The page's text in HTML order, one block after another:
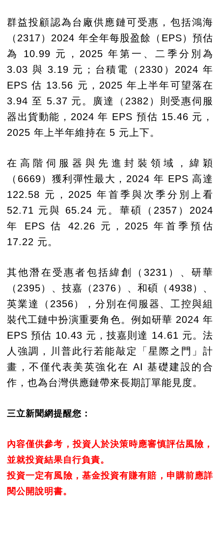
群益投顧認為台廠供應鏈可受惠，包括鴻海
（2317）2024 年全年每股盈餘（EPS）預估
為 10.99 元，2025 年第一、二季分別為
3.03 與 3.19 元；台積電（2330）2024 年
EPS 估 13.56 元，2025 年上半年可望落在
3.94 至 5.37 元。廣達（2382）則受惠伺服
器出貨動能，2024 年 EPS 預估 15.46 元，
2025 年上半年維持在 5 元上下。
在高階伺服器與先進封裝領域，緯穎
（6669）獲利彈性最大，2024 年 EPS 高達
122.58 元，2025 年首季與次季分別上看
52.71 元與 65.24 元。華碩（2357）2024
年 EPS 估 42.26 元，2025 年首季預估
17.22 元。
其他潛在受惠者包括緯創（3231）、研華
（2395）、技嘉（2376）、和碩（4938）、
英業達（2356），分別在伺服器、工控與組
裝代工鏈中扮演重要角色。例如研華 2024 年
EPS 預估 10.43 元，技嘉則達 14.61 元。法
人強調，川普此行若能敲定「星際之門」計
畫，不僅代表美英強化在 AI 基礎建設的合
作，也為台灣供應鏈帶來長期訂單能見度。
三立新聞網提醒您：
內容僅供參考，投資人於決策時應審慎評估風險，
並就投資結果自行負責。
投資一定有風險，基金投資有賺有賠，申購前應詳
閱公開說明書。